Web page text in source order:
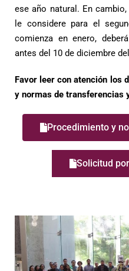
ese año natural. En
le considere para el
comienza en enero,
antes del 10 de diciembre
Favor leer con atención los
y normas de transferencias
Procedimiento y
Solicitud